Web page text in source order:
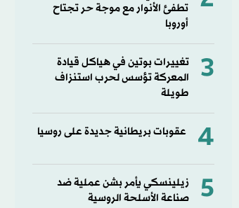
تطفئ الأنوار مع موجة حر تجتاح
أوروبا
3
تغييرات بوتين في هياكل قيادة
المعركة تؤسس لحرب استنزاف
طويلة
4 عقوبات بريطانية جديدة على روسيا
5
زيلينسكي يأمر بشن عملية ضد
صناعة الأسلحة الروسية